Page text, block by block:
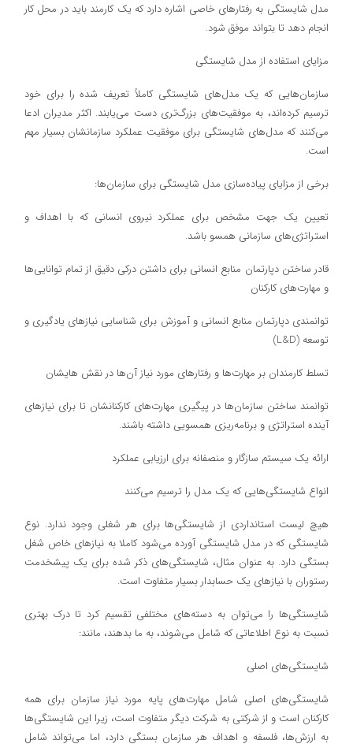
مدل شایستگی به رفتارهای خاصی اشاره دارد که یک کارمند باید در محل کار
انجام دهد تا بتواند موفق شود.
مزایای استفاده از مدل شایستگی
سازمان‌هایی که یک مدل‌های شایستگی کاملاً تعریف شده را برای خود
ترسیم کرده‌اند، به موفقیت‌های بزرگ‌تری دست می‌یابند. اکثر مدیران ادعا
می‌کنند که مدل‌های شایستگی برای موفقیت عملکرد سازمانشان بسیار مهم
است.
برخی از مزایای پیاده‌سازی مدل شایستگی برای سازمان‌ها:
تعیین یک جهت مشخص برای عملکرد نیروی انسانی که با اهداف و
استراتژی‌های سازمانی همسو باشد.
قادر ساختن دپارتمان منابع انسانی برای داشتن درکی دقیق از تمام توانایی‌ها
و مهارت‌های کارکنان
توانمندی دپارتمان منابع انسانی و آموزش برای شناسایی نیازهای یادگیری و
توسعه (L&D)
تسلط کارمندان بر مهارت‌ها و رفتارهای مورد نیاز آن‌ها در نقش هایشان
توانمند ساختن سازمان‌ها در پیگیری مهارت‌های کارکنانشان تا برای نیازهای
آینده استراتژی و برنامه‌ریزی همسویی داشته باشند.
ارائه یک سیستم سازگار و منصفانه برای ارزیابی عملکرد
انواع شایستگی‌هایی که یک مدل را ترسیم می‌کنند
هیچ لیست استانداردی از شایستگی‌ها برای هر شغلی وجود ندارد. نوع
شایستگی که در مدل شایستگی آورده می‌شود کاملا به نیازهای خاص شغل
بستگی دارد. به عنوان مثال، شایستگی‌های ذکر شده برای یک پیشخدمت
رستوران با نیازهای یک حسابدار بسیار متفاوت است.
شایستگی‌ها را می‌توان به دسته‌های مختلفی تقسیم کرد تا درک بهتری
نسبت به نوع اطلاعاتی که شامل می‌شوند، به ما بدهند، مانند:
شایستگی‌های اصلی
شایستگی‌های اصلی شامل مهارت‌های پایه مورد نیاز سازمان برای همه
کارکنان است و از شرکتی به شرکت دیگر متفاوت است، زیرا این شایستگی‌ها
به ارزش‌ها، فلسفه و اهداف هر سازمان بستگی دارد، اما می‌تواند شامل